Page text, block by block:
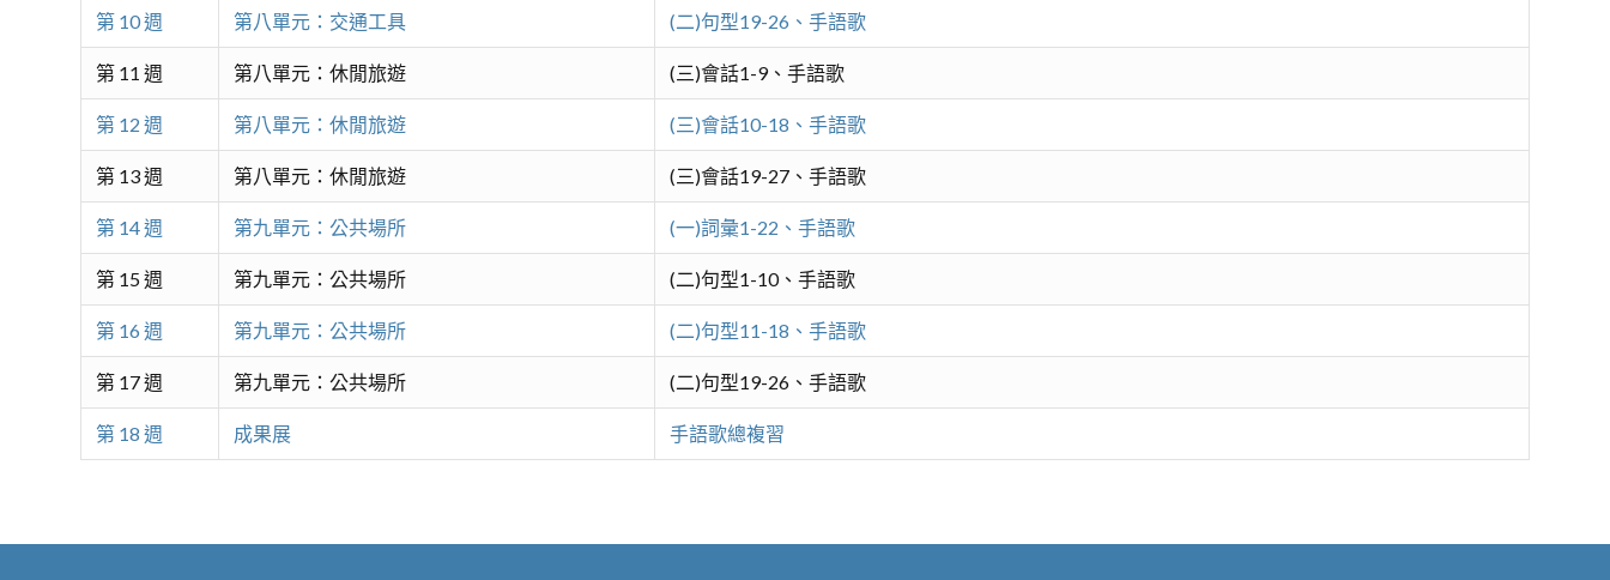
第 10 週 第八單元：交通工具 (二)句型19-26、手語歌
第 11 週 第八單元：休閒旅遊 (三)會話1-9、手語歌
第 12 週 第八單元：休閒旅遊 (三)會話10-18、手語歌
第 13 週 第八單元：休閒旅遊 (三)會話19-27、手語歌
第 14 週 第九單元：公共場所 (一)詞彙1-22、手語歌
第 15 週 第九單元：公共場所 (二)句型1-10、手語歌
第 16 週 第九單元：公共場所 (二)句型11-18、手語歌
第 17 週 第九單元：公共場所 (二)句型19-26、手語歌
第 18 週 成果展 手語歌總複習